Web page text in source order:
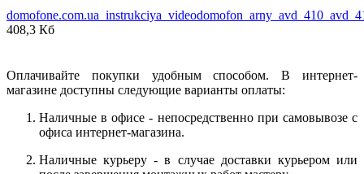
408,3 Кб
Оплачивайте покупки удобным способом. В интернет-
магазине доступны следующие варианты оплаты:
Наличные в офисе - непосредственно при самовывозе с
офиса интернет-магазина.
Наличные курьеру - в случае доставки курьером или